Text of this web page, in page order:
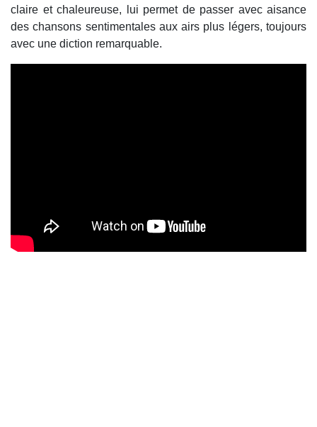
claire et chaleureuse, lui permet de passer avec aisance
des chansons sentimentales aux airs plus légers, toujours
avec une diction remarquable.